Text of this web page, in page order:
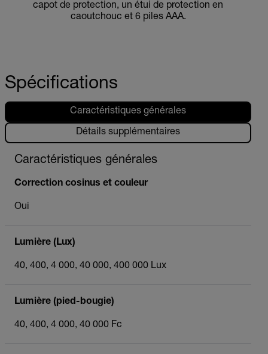
capot de protection, un étui de protection en
caoutchouc et 6 piles AAA.
Spécifications
Caractéristiques générales
Détails supplémentaires
Caractéristiques générales
Correction cosinus et couleur
Oui
Lumière (Lux)
40, 400, 4 000, 40 000, 400 000 Lux
Lumière (pied-bougie)
40, 400, 4 000, 40 000 Fc